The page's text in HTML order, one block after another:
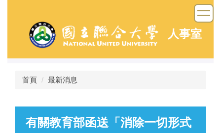
容
人事室
首頁 最新消息
有關教育部函送「消除一切形式